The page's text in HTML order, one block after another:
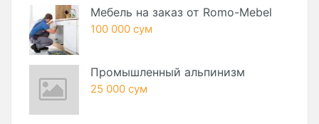
Мебель на заказ от Romo-Mebel
100 000 сум
Промышленный альпинизм
25 000 сум